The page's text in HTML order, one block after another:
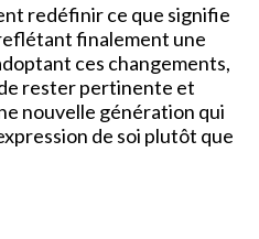
redéfinir ce que signifie
finalement une
ces changements,
rester pertinente et
nouvelle génération qui
de soi plutôt que